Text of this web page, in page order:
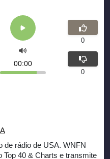
de rádio de USA. WNFN
Top 40 & Charts e transmite
00:00
0
0